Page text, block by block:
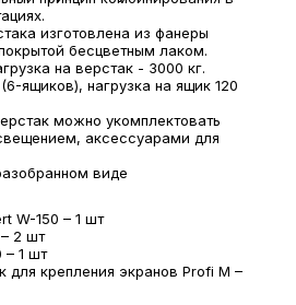
изготовлена из фанеры
бесцветным лаком.
на верстак - 3000 кг.
ящиков), нагрузка на ящик 120
можно укомплектовать
аксессуарами для
виде
W-150 – 1 шт
2 шт
– 1 шт
для крепления экранов Profi M –